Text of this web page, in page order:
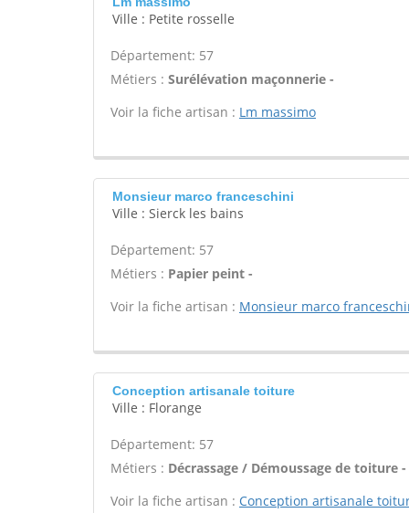
Ville : Petite rosselle
Département: 57
Métiers : Surélévation maçonnerie -
Voir la fiche artisan : Lm massimo
Monsieur marco franceschini
Ville : Sierck les bains
Département: 57
Métiers : Papier peint -
Voir la fiche artisan : Monsieur marco
Conception artisanale toiture
Ville : Florange
Département: 57
Métiers : Décrassage / Démoussage de toiture -
Voir la fiche artisan : Conception artisanale